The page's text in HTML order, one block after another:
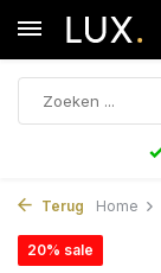
Terug Home
20% sale